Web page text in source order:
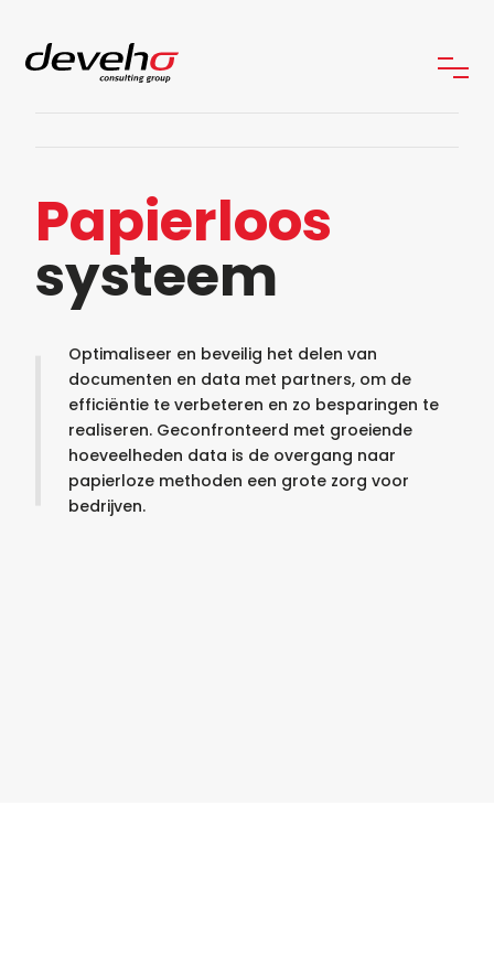
Papierloos
systeem
Optimaliseer en beveilig het delen van
documenten en data met partners, om de
efficiëntie te verbeteren en zo besparingen te
realiseren. Geconfronteerd met groeiende
hoeveelheden data is de overgang naar
papierloze methoden een grote zorg voor
bedrijven.